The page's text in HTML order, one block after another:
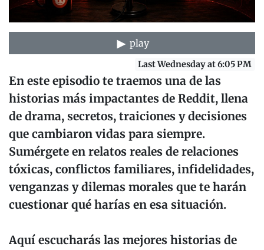
play
Last Wednesday at 6:05 PM
En este episodio te traemos una de las
historias más impactantes de Reddit, llena
de drama, secretos, traiciones y decisiones
que cambiaron vidas para siempre.
Sumérgete en relatos reales de relaciones
tóxicas, conflictos familiares, infidelidades,
venganzas y dilemas morales que te harán
cuestionar qué harías en esa situación.
Aquí escucharás las mejores historias de